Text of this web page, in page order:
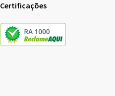
Certificações